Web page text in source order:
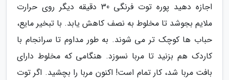
اجازه دهید پوره توت فرنگی 30 دقیقه دیگر روی حرارت
ملایم بجوشد تا مخلوط به نصف کاهش یابد. با تبخیر مایع،
حباب ها کوچک تر می شوند. به طور مداوم تا سرانجام با
کاردک هم بزنید تا مربا نسوزد. هنگامی که مخلوط دارای
بافت مربا شد، کار تمام است! اکنون مربا را بچشید. اگر توت